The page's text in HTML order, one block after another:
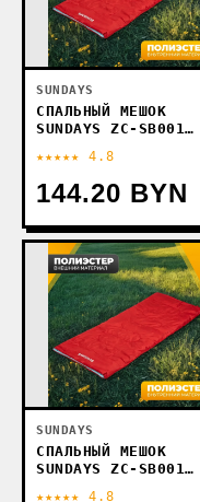
SUNDAYS
СПАЛЬНЫЙ МЕШОК
SUNDAYS ZC-SB001
★★★★★ 4.8
144.20 BYN
SUNDAYS
СПАЛЬНЫЙ МЕШОК
SUNDAYS ZC-SB001
★★★★★ 4.8